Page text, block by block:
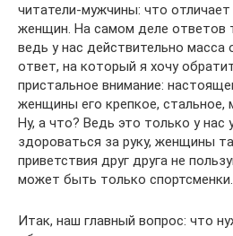
читатели-мужчины: что
женщин. На самом деле ответов
ведь у нас действительно масса
ответ, на который я хочу
пристальное внимание:
женщины его крепкое, стальное,
Ну, а что? Ведь это только у нас
здороваться за руку, женщины
приветствия друг друга не
может быть только
Итак, наш главный вопрос: что